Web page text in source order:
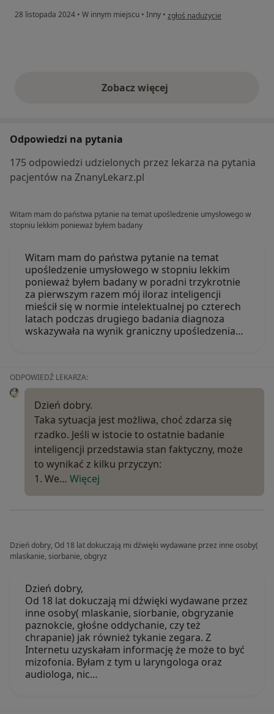
28 listopada 2024 • W innym miejscu • Inny • w opinii użytkownika
zgłoś nadużycie
Zobacz więcejopinie powyżej
Odpowiedzi na pytania
175 odpowiedzi udzielonych przez lekarza na pytania
pacjentów na ZnanyLekarz.pl
Witam mam do państwa pytanie na temat upośledzenie umysłowego w
stopniu lekkim ponieważ byłem badany
Witam mam do państwa pytanie na temat
upośledzenie umysłowego w stopniu lekkim
ponieważ byłem badany w poradni trzykrotnie
za pierwszym razem mój iloraz inteligencji
mieścił się w normie intelektualnej po czterech
latach podczas drugiego badania diagnoza
wskazywała na wynik graniczny upośledzenia…
ODPOWIEDŹ LEKARZA:
Dzień dobry.
Taka sytuacja jest możliwa, choć zdarza się
rzadko. Jeśli w istocie to ostatnie badanie
inteligencji przedstawia stan faktyczny, może
to wynikać z kilku przyczyn:
1. We… Więcej
Dzień dobry, Od 18 lat dokuczają mi dźwięki wydawane przez inne osoby(
mlaskanie, siorbanie, obgryz
Dzień dobry,
Od 18 lat dokuczają mi dźwięki wydawane przez
inne osoby( mlaskanie, siorbanie, obgryzanie
paznokcie, głośne oddychanie, czy też
chrapanie) jak również tykanie zegara. Z
Internetu uzyskałam informację że może to być
mizofonia. Byłam z tym u laryngologa oraz
audiologa, nic…